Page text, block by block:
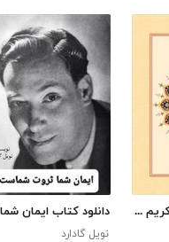
دانلود کتاب قرآن کریم با ترجمه فارسی
نویل گادارد